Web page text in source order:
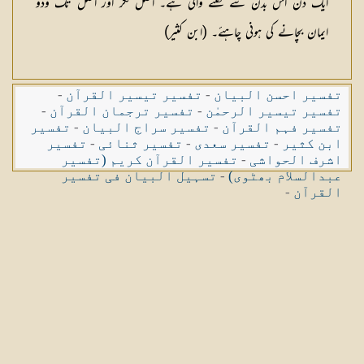
ایمان بچانے کی ہونی چاہئے۔ (ابن کثیر)
تفسیر احسن البیان - تفسیر تیسیر القرآن -
تفسیر تیسیر الرحمٰن - تفسیر ترجمان القرآن -
تفسیر فہم القرآن - تفسیر سراج البیان - تفسیر
ابن کثیر - تفسیر سعدی - تفسیر ثنائی - تفسیر
اشرف الحواشی - تفسیر القرآن کریم (تفسیر
عبدالسلام بھٹوی)-تسہیل البیان فی تفسیر
القرآن -